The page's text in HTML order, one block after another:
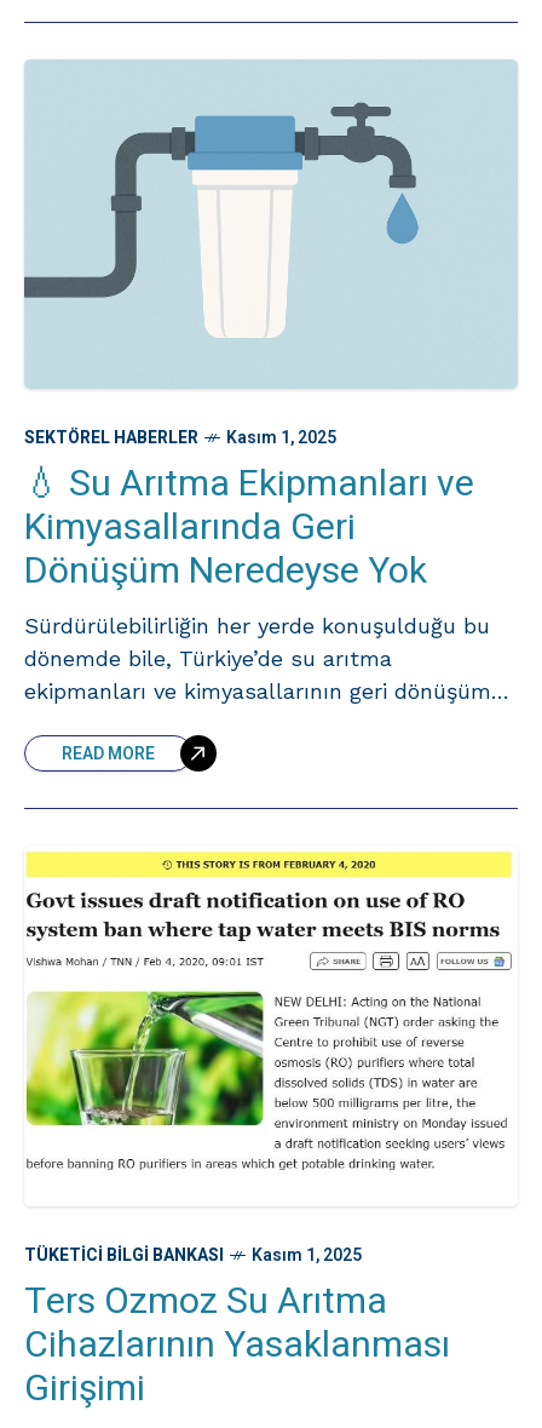
SEKTÖREL HABERLER Kasım 1, 2025
💧 Su Arıtma Ekipmanları ve
Kimyasallarında Geri
Dönüşüm Neredeyse Yok
Sürdürülebilirliğin her yerde konuşulduğu bu
dönemde bile, Türkiye’de su arıtma
ekipmanları ve kimyasallarının geri dönüşümü
plastik parçalar çoğunlukla bertaraf ediliyor;
READ MORE
TÜKETICI BILGI BANKASI Kasım 1, 2025
Ters Ozmoz Su Arıtma
Cihazlarının Yasaklanması
Girişimi